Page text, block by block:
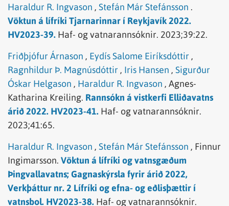
Haraldur R. Ingvason , Stefán Már Stefánsson .
Vöktun á lífríki Tjarnarinnar í Reykjavík 2022.
HV2023-39. Haf- og vatnarannsóknir. 2023;39:22.
Friðþjófur Árnason , Eydís Salome Eiríksdóttir ,
Ragnhildur Þ. Magnúsdóttir , Iris Hansen , Sigurður
Óskar Helgason , Haraldur R. Ingvason , Agnes-
Katharina Kreiling. Rannsókn á vistkerfi Elliðavatns
árið 2022. HV2023-41. Haf- og vatnarannsóknir.
2023;41:65.
Haraldur R. Ingvason , Stefán Már Stefánsson , Finnur
Ingimarsson. Vöktun á lífríki og vatnsgæðum
Þingvallavatns; Gagnaskýrsla fyrir árið 2022,
Verkþáttur nr. 2 Lífríki og efna- og eðlisþættir í
vatnsbol. HV2023-38. Haf- og vatnarannsóknir.